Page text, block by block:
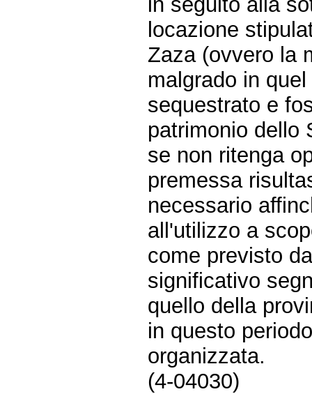
locazione
Zaza (ovvero la
malgrado in
sequestrato e
patrimonio dello
se non ritenga
premessa
necessario
all'utilizzo a
come previsto
significativo
quello della
in questo
organizzata.
(4-04030)